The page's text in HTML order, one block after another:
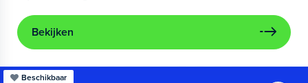
Bekijken
Beschikbaar